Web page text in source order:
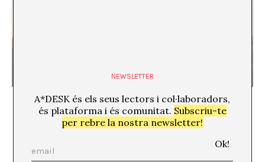
Glossari asincrònic
NEWSLETTER
A*DESK és els seus lectors i col·laboradors,
és plataforma i és comunitat. Subscriu-te
per rebre la nostra newsletter!